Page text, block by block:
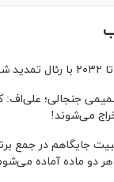
شد
جنجالی؛ علی‌اف:
می‌شوند!
جایگاهم در جمع
دو ماده آماده